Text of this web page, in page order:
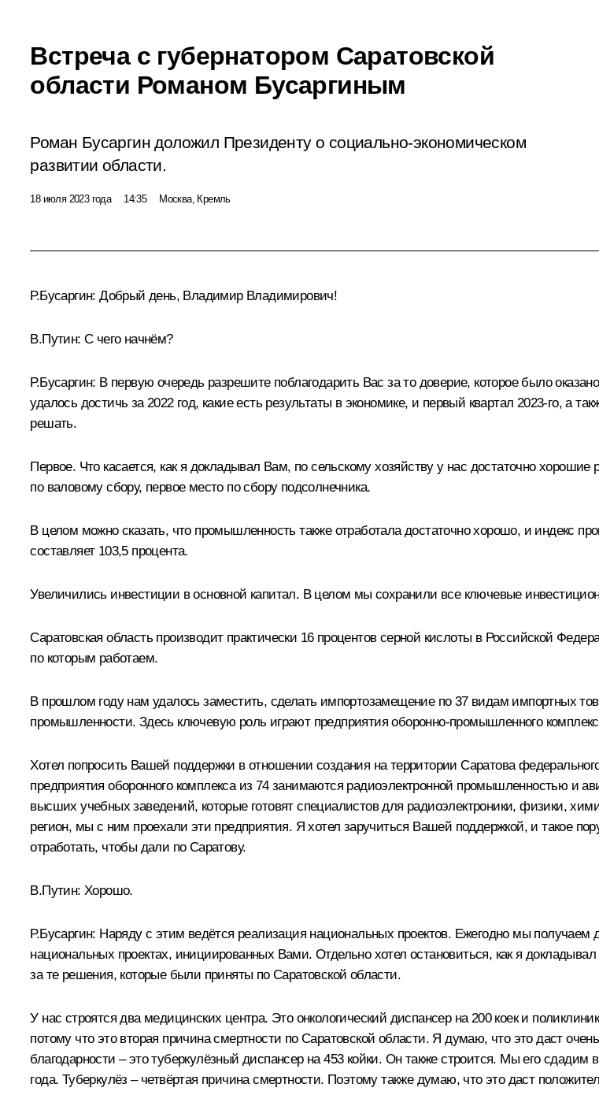
Встреча с губернатором Саратовской
области Романом Бусаргиным
Роман Бусаргин доложил Президенту о социально-экономическом
развитии области.
18 июля 2023 года 14:35 Москва, Кремль
Р.Бусаргин: Добрый день, Владимир Владимирович!
В.Путин: С чего начнём?
Р.Бусаргин: В первую очередь разрешите поблагодарить Вас за то доверие, которое было
удалось достичь за 2022 год, какие есть результаты в экономике, и первый квартал 2023-го, а
решать.
Первое. Что касается, как я докладывал Вам, по сельскому хозяйству у нас достаточно
по валовому сбору, первое место по сбору подсолнечника.
В целом можно сказать, что промышленность также отработала достаточно хорошо, и индекс
составляет 103,5 процента.
Увеличились инвестиции в основной капитал. В целом мы сохранили все ключевые
Саратовская область производит практически 16 процентов серной кислоты в Российской
по которым работаем.
В прошлом году нам удалось заместить, сделать импортозамещение по 37 видам импортных
промышленности. Здесь ключевую роль играют предприятия оборонно-промышленного
Хотел попросить Вашей поддержки в отношении создания на территории Саратова
предприятия оборонного комплекса из 74 занимаются радиоэлектронной промышленностью и
высших учебных заведений, которые готовят специалистов для радиоэлектроники, физики,
регион, мы с ним проехали эти предприятия. Я хотел заручиться Вашей поддержкой, и такое
отработать, чтобы дали по Саратову.
В.Путин: Хорошо.
Р.Бусаргин: Наряду с этим ведётся реализация национальных проектов. Ежегодно мы
национальных проектах, инициированных Вами. Отдельно хотел остановиться, как я
за те решения, которые были приняты по Саратовской области.
У нас строятся два медицинских центра. Это онкологический диспансер на 200 коек и
потому что это вторая причина смертности по Саратовской области. Я думаю, что это даст
благодарности – это туберкулёзный диспансер на 453 койки. Он также строится. Мы его сдадим
года. Туберкулёз – четвёртая причина смертности. Поэтому также думаю, что это даст